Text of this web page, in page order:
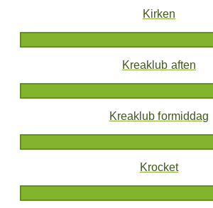
Kirken
Kreaklub aften
Kreaklub formiddag
Krocket